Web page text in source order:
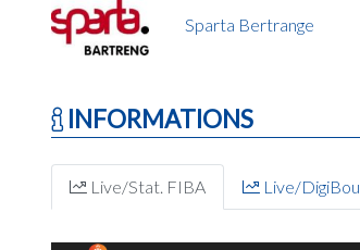
Sparta Bertrange
INFORMATIONS
Live/Stat. FIBA Live/DigiBou